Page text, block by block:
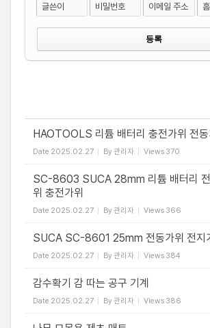
글쓴이 비밀번호 이메일 주소
HAOTOOLS 리튬 배터리 충전가위 전동
Date 2025.02.27 By관리자 Views 370
SC-8603 SUCA 28mm 리튬 배터리
위 충전가위
Date 2025.02.27 By관리자 Views 366
SUCA SC-8601 25mm 전동가위 전지
Date 2025.02.27 By관리자 Views 384
감수확기 감 따는 공구 기계
Date 2025.02.27 By관리자 Views 386